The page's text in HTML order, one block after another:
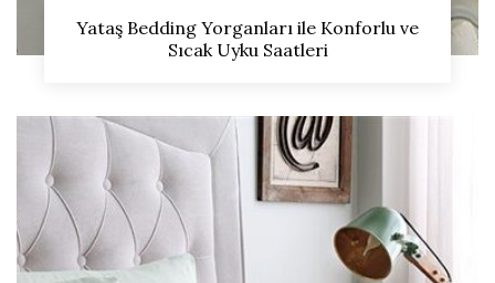
Yataş Bedding Yorganları ile Konforlu ve
Sıcak Uyku Saatleri